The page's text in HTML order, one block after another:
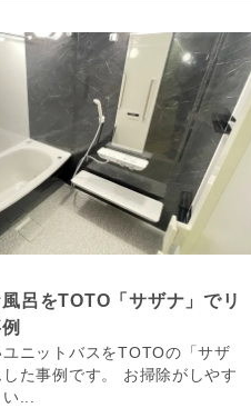
呂をTOTO「サザナ」でリ
ニットバスをTOTOの「サザ
た事例です。 お掃除がしやす
い...